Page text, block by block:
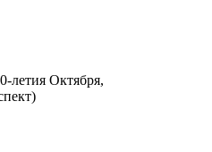
летия Октября,